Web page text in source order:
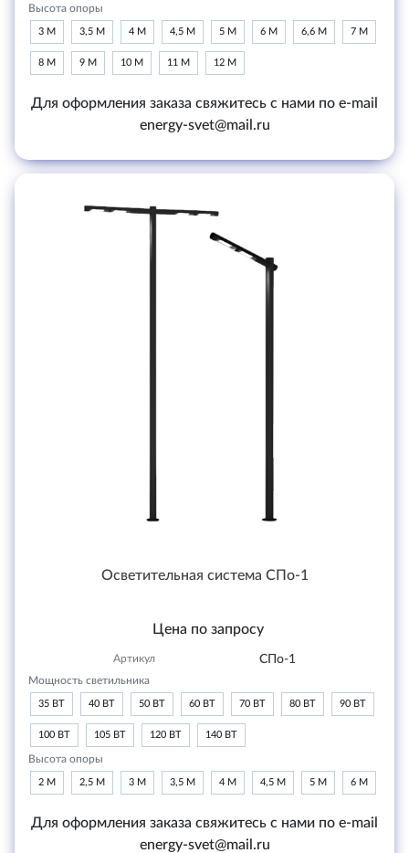
Высота опоры
3 М 3,5 М 4 М 4,5 М 5 М 6 М 6,6 М 7 М
8 М 9 М 10 М 11 М 12 М
Для оформления заказа свяжитесь с нами по e-mail
energy-svet@mail.ru
Осветительная система СПо-1
Цена по запросу
Артикул СПо-1
Мощность светильника
35 ВТ 40 ВТ 50 ВТ 60 ВТ 70 ВТ 80 ВТ 90 ВТ
100 ВТ 105 ВТ 120 ВТ 140 ВТ
Высота опоры
2 М 2,5 М 3 М 3,5 М 4 М 4,5 М 5 М 6 М
Для оформления заказа свяжитесь с нами по e-mail
energy-svet@mail.ru